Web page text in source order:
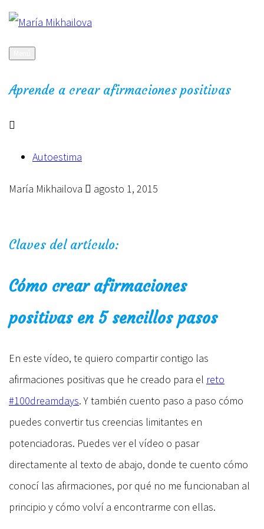
Saltar
contenido
Aprende a crear afirmaciones positivas
Autoestima
María Mikhailova agosto 1, 2015
Claves del artículo:
Cómo crear afirmaciones
positivas en 5 sencillos pasos
En este vídeo, te quiero compartir contigo las
afirmaciones positivas que he creado para el reto
#100dreamdays. Y también cuento paso a paso cómo
puedes convertir tus creencias limitantes en
potenciadoras. Puedes ver el vídeo o pasar
directamente al texto de abajo, donde te cuento cómo
conocí las afirmaciones, por qué no me funcionaban al
principio y cómo volví a encontrarme con ellas.